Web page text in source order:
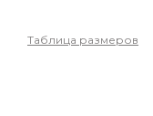
Таблица размеров